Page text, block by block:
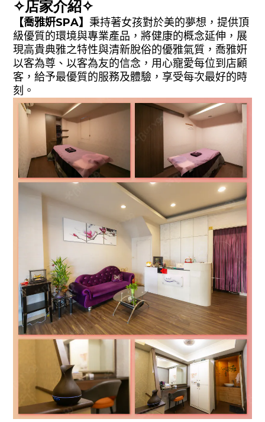
✧店家介紹✧
【喬雅姸SPA】 秉持著女孩對於美的夢想， 提供頂
級優質的環境與專業產品，將健康的概念延伸，展
現高貴典雅之特性與清新脫俗的優雅氣質 ，喬雅姸
以客為尊、以客為友的信念，用心寵愛每位到店顧
客，給予最優質的服務及體驗，享受每次最好的時
刻。